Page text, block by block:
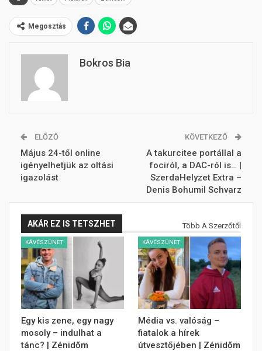
Megosztás
Bokros Bia
ELŐZŐ
Május 24-től online
igényelhetjük az oltási
igazolást
KÖVETKEZŐ
A takurcitee portállal a
fociról, a DAC-ról is… |
SzerdaHelyzet Extra –
Denis Bohumil Schvarz
AKÁR EZ IS TETSZHET Több A Szerzőtől
KÁVÉSZÜNET
Egy kis zene, egy nagy
mosoly – indulhat a
tánc? | Zénidőm
KÁVÉSZÜNET
Média vs. valóság –
fiatalok a hírek
útvesztőjében | Zénidőm